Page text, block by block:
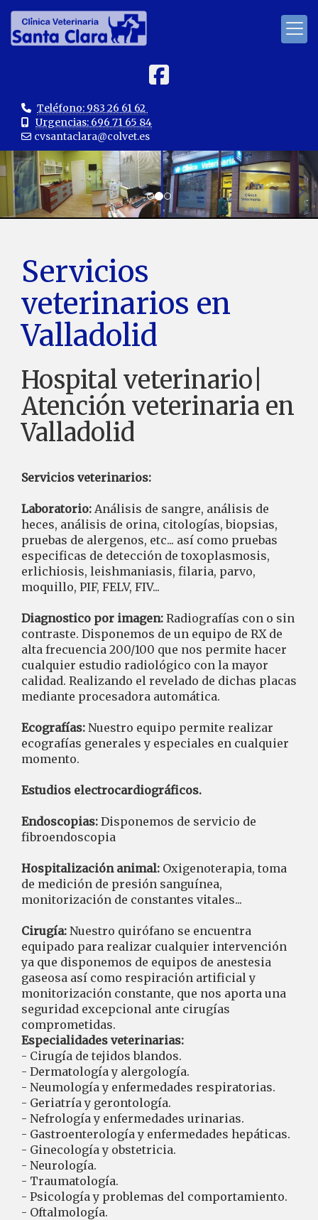
Teléfono: 983 26 61 62
Urgencias: 696 71 65 84
cvsantaclara
colvet.es
prev
Servicios
veterinarios en
Valladolid
Hospital veterinario|
Atención veterinaria en
Valladolid
Servicios veterinarios:
Laboratorio: Análisis de sangre, análisis de
heces, análisis de orina, citologías, biopsias,
pruebas de alergenos, etc... así como pruebas
especificas de detección de toxoplasmosis,
erlichiosis, leishmaniasis, filaria, parvo,
moquillo, PIF, FELV, FIV...
Diagnostico por imagen: Radiografías con o sin
contraste. Disponemos de un equipo de RX de
alta frecuencia 200/100 que nos permite hacer
cualquier estudio radiológico con la mayor
calidad. Realizando el revelado de dichas placas
mediante procesadora automática.
Ecografías: Nuestro equipo permite realizar
ecografías generales y especiales en cualquier
momento.
Estudios electrocardiográficos.
Endoscopias: Disponemos de servicio de
fibroendoscopia
Hospitalización animal: Oxigenoterapia, toma
de medición de presión sanguínea,
monitorización de constantes vitales...
Cirugía: Nuestro quirófano se encuentra
equipado para realizar cualquier intervención
ya que disponemos de equipos de anestesia
gaseosa así como respiración artificial y
monitorización constante, que nos aporta una
seguridad excepcional ante cirugías
comprometidas.
Especialidades veterinarias:
- Cirugía de tejidos blandos.
- Dermatología y alergología.
- Neumología y enfermedades respiratorias.
- Geriatría y gerontología.
- Nefrología y enfermedades urinarias.
- Gastroenterología y enfermedades hepáticas.
- Ginecología y obstetricia.
- Neurología.
- Traumatología.
- Psicología y problemas del comportamiento.
- Oftalmología.